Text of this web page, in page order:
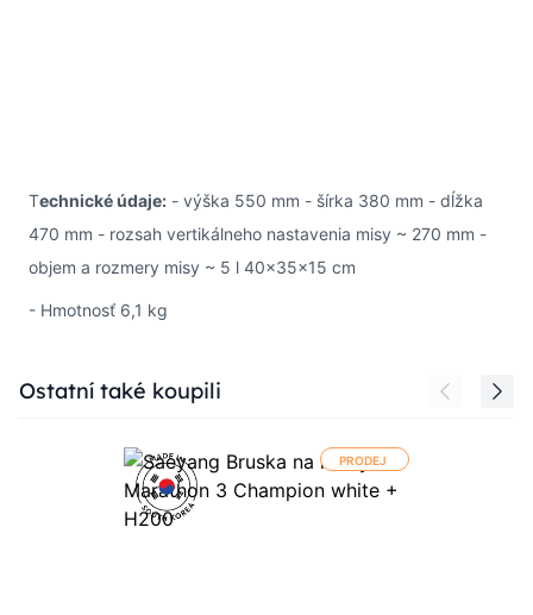
Technické údaje: - výška 550 mm - šírka 380 mm - dĺžka
470 mm - rozsah vertikálneho nastavenia misy ~ 270 mm -
objem a rozmery misy ~ 5 l 40x35x15 cm
- Hmotnosť 6,1 kg
Press to skip carousel
Ostatní také koupili
PRODEJ